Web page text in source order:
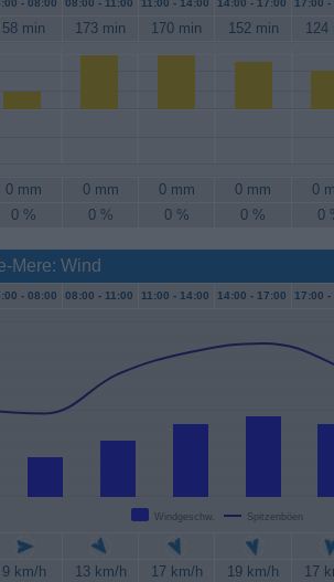
- 08:00 08:00 - 11:00 11:00 - 14:00 14:00 - 17:00 17:00 -
58 min 173 min 170 min 152 min 124
0 mm 0 mm 0 mm 0 mm
0
0 % 0 % 0 % 0 % 0
Mere: Wind
- 08:00 08:00 - 11:00 11:00 - 14:00 14:00 - 17:00 17:00 -
Windgeschw. Spitzenböen
9 km/h 13 km/h 17 km/h 19 km/h
17